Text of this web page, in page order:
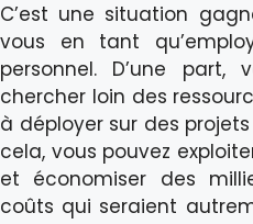
C’est une situation
vous en tant
personnel. D’une part,
chercher loin des
à déployer sur des
cela, vous pouvez
et économiser des
coûts qui seraient